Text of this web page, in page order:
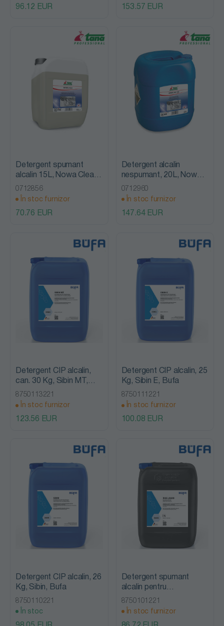
96.12 EUR 153.57 EUR
Detergent spumant
alcalin 15L, Nowa Clean,
Tana Professional
0712856
În stoc furnizor
70.76 EUR
Detergent alcalin
nespumant, 20L, Nowa
MR 750, Tana
Professional
0712960
În stoc furnizor
147.64 EUR
Detergent CIP alcalin,
can. 30 Kg, Sibin MT,
Bufa
8750113221
În stoc furnizor
123.56 EUR
Detergent CIP alcalin, 25
Kg, Sibin E, Bufa
8750111221
În stoc furnizor
100.08 EUR
Detergent CIP alcalin, 26
Kg, Sibin, Bufa
8750110221
În stoc
Detergent spumant
alcalin pentru
indepartarea rasinilor de
fum 26 kg, RHE Liquid,
8750101221
În stoc furnizor